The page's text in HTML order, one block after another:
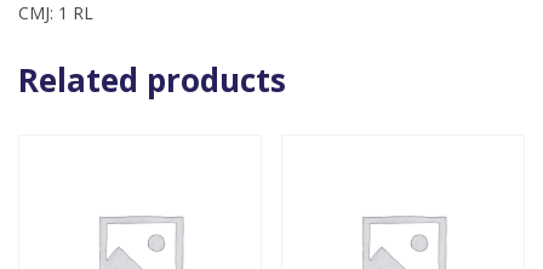
CMJ: 1 RL
Related products